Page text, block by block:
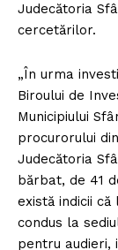
Judecătoria
cercetărilor.
„În urma
Biroului de
Municipiului
procurorului
Judecătoria
bărbat, de 41
există indicii
condus la
pentru audieri,